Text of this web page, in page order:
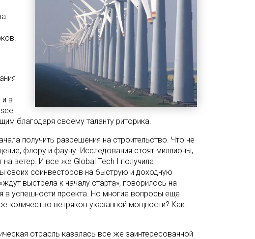
и в
благодаря своему таланту риторика.
получить разрешения на строительство. Что не
флору и фауну. Исследования стоят миллионы,
ветер. И все же Global Tech I получила
своих соинвесторов на быструю и доходную
выстрела к началу старта», говорилось на
в успешности проекта. Но многие вопросы еще
количество ветряков указанной мощности? Как
отрасль казалась все же заинтересованной